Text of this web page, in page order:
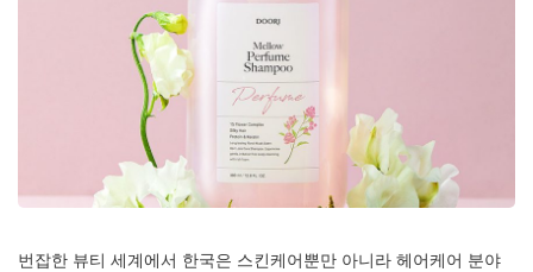
번잡한 뷰티 세계에서 한국은 스킨케어뿐만 아니라 헤어케어 분야